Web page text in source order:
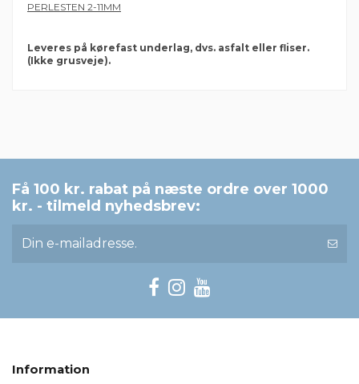
PERLESTEN 2-11MM
Leveres på kørefast underlag, dvs. asfalt eller fliser.
(Ikke grusveje).
Mærker
Få 100 kr. rabat på næste ordre over 1000
kr. - tilmeld nyhedsbrev:
Information